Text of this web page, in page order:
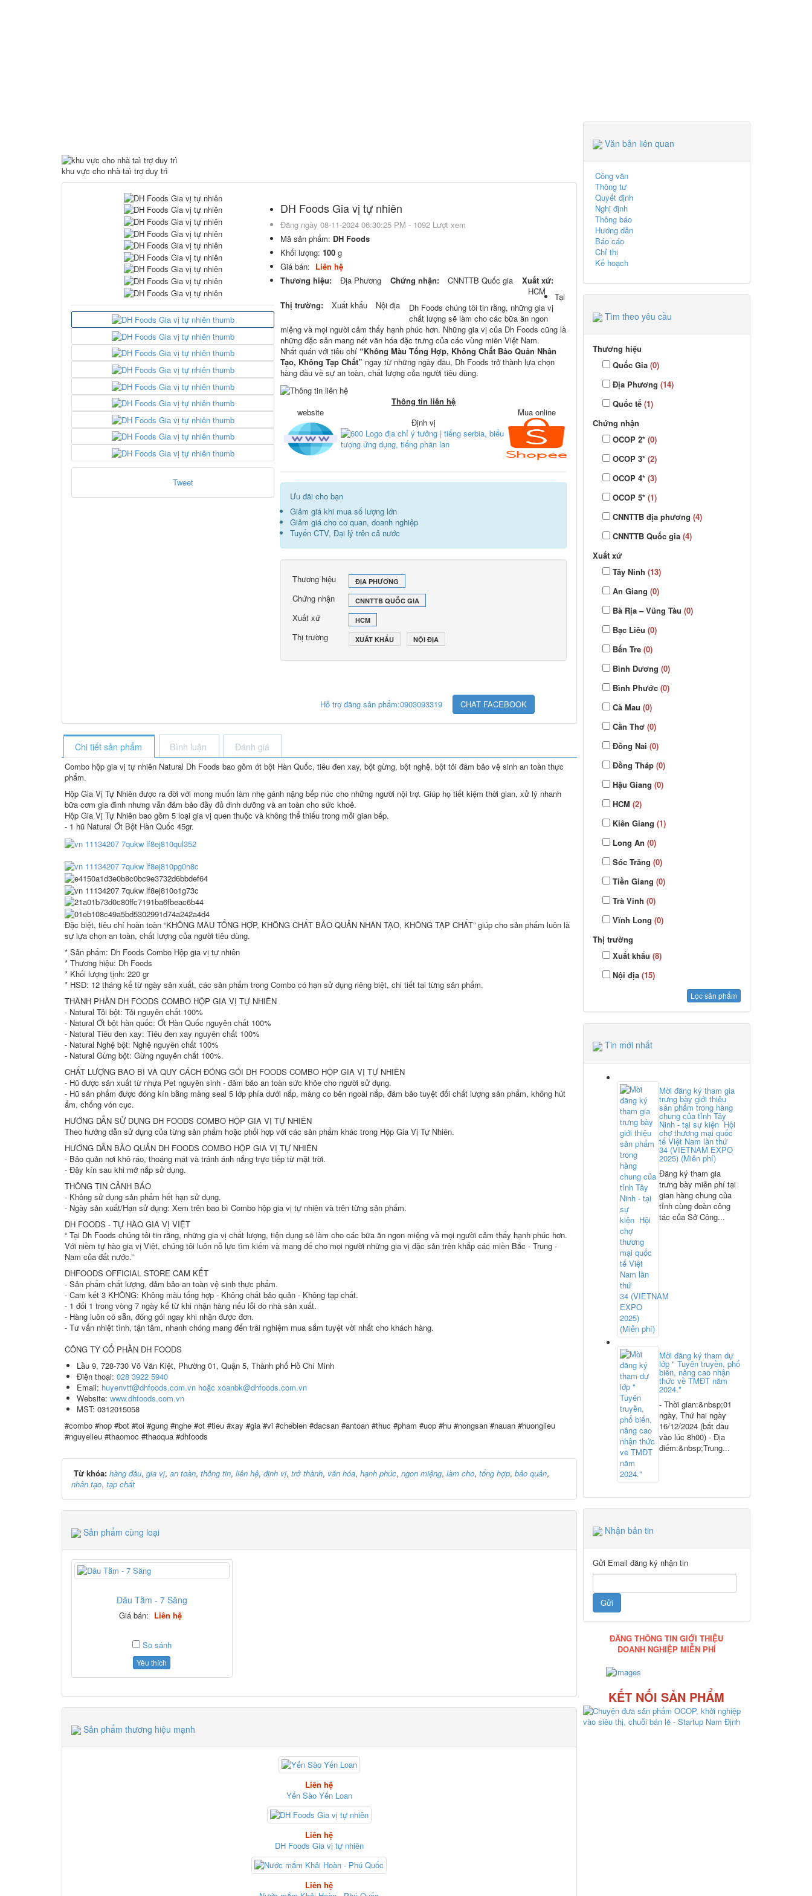
khu vực cho nhà taì trợ duy trì
Tweet
DH Foods Gia vị tự nhiên
Đăng ngày 08-11-2024 06:30:25 PM - 1092 Lượt xem
Mã sản phẩm: DH Foods
Khối lượng:100 g
Giá bán: Liên hệ
Thương hiệu:
Địa Phương Chứng nhận: CNNTTB Quốc gia
Xuất xứ:
HCM
Thị trường:
Xuất khẩu Nội địa
Tại
Dh Foods chúng tôi tin rằng, những gia vị
chất lượng sẽ làm cho các bữa ăn ngon
miệng và mọi người cảm thấy hạnh phúc hơn. Những gia vị của Dh Foods cũng là
những đặc sản mang nét văn hóa đặc trưng của các vùng miền Việt Nam.
Nhất quán với tiêu chí “Không Màu Tổng Hợp, Không Chất Bảo Quản Nhân
Tạo, Không Tạp Chất” ngay từ những ngày đầu, Dh Foods trở thành lựa chọn
hàng đầu về sự an toàn, chất lượng của người tiêu dùng.
Thông tin liên hệ
website
Định vị
Mua online
Ưu đãi cho bạn
Giảm giá khi mua số lượng lớn
Giảm giá cho cơ quan, doanh nghiệp
Tuyển CTV, Đại lý trên cả nước
Thương hiệu ĐỊA PHƯƠNG
Chứng nhận CNNTTB QUỐC GIA
Xuất xứ HCM
Thị trường XUẤT KHẨU NỘI ĐỊA
Hỗ trợ đăng sản phẩm:0903093319 CHAT FACEBOOK
Chi tiết sản phẩm Bình luận Đánh giá
Combo hộp gia vị tự nhiên Natural Dh Foods bao gồm ớt bột Hàn Quốc, tiêu đen xay, bột gừng, bột nghệ, bột tỏi đảm bảo vệ sinh an toàn thực
phẩm.
Hộp Gia Vị Tự Nhiên được ra đời với mong muốn làm nhẹ gánh nặng bếp núc cho những người nội trợ. Giúp họ tiết kiệm thời gian, xử lý nhanh
bữa cơm gia đình nhưng vẫn đảm bảo đầy đủ dinh dưỡng và an toàn cho sức khoẻ.
Hộp Gia Vị Tự Nhiên bao gồm 5 loại gia vị quen thuộc và không thể thiếu trong mỗi gian bếp.
- 1 hũ Natural Ớt Bột Hàn Quốc 45gr.
Đặc biệt, tiêu chí hoàn toàn “KHÔNG MÀU TỔNG HỢP, KHÔNG CHẤT BẢO QUẢN NHÂN TẠO, KHÔNG TẠP CHẤT” giúp cho sản phẩm luôn là
sự lựa chọn an toàn, chất lượng của người tiêu dùng.
* Sản phẩm: Dh Foods Combo Hộp gia vị tự nhiên
* Thương hiệu: Dh Foods
* Khối lượng tịnh: 220 gr
* HSD: 12 tháng kể từ ngày sản xuất, các sản phẩm trong Combo có hạn sử dụng riêng biệt, chi tiết tại từng sản phẩm.
THÀNH PHẦN DH FOODS COMBO HỘP GIA VỊ TỰ NHIÊN
- Natural Tỏi bột: Tỏi nguyên chất 100%
- Natural Ớt bột hàn quốc: Ớt Hàn Quốc nguyên chất 100%
- Natural Tiêu đen xay: Tiêu đen xay nguyên chất 100%
- Natural Nghệ bột: Nghệ nguyên chất 100%
- Natural Gừng bột: Gừng nguyên chất 100%.
CHẤT LƯỢNG BAO BÌ VÀ QUY CÁCH ĐÓNG GÓI DH FOODS COMBO HỘP GIA VỊ TỰ NHIÊN
- Hũ được sản xuất từ nhựa Pet nguyên sinh - đảm bảo an toàn sức khỏe cho người sử dụng.
- Hũ sản phẩm được đóng kín bằng màng seal 5 lớp phía dưới nắp, màng co bên ngoài nắp, đảm bảo tuyệt đối chất lượng sản phẩm, không hút
ẩm, chống vón cục.
HƯỚNG DẪN SỬ DỤNG DH FOODS COMBO HỘP GIA VỊ TỰ NHIÊN
Theo hướng dẫn sử dụng của từng sản phẩm hoặc phối hợp với các sản phẩm khác trong Hộp Gia Vị Tự Nhiên.
HƯỚNG DẪN BẢO QUẢN DH FOODS COMBO HỘP GIA VỊ TỰ NHIÊN
- Bảo quản nơi khô ráo, thoáng mát và tránh ánh nắng trực tiếp từ mặt trời.
- Đậy kín sau khi mở nắp sử dụng.
THÔNG TIN CẢNH BÁO
- Không sử dụng sản phẩm hết hạn sử dụng.
- Ngày sản xuất/Hạn sử dụng: Xem trên bao bì Combo hộp gia vị tự nhiên và trên từng sản phẩm.
DH FOODS - TỰ HÀO GIA VỊ VIỆT
“ Tại Dh Foods chúng tôi tin rằng, những gia vị chất lượng, tiện dụng sẽ làm cho các bữa ăn ngon miệng và mọi người cảm thấy hạnh phúc hơn.
Với niềm tự hào gia vị Việt, chúng tôi luôn nỗ lực tìm kiếm và mang đế cho mọi người những gia vị đặc sản trên khắp các miền Bắc - Trung -
Nam của đất nước.”
DHFOODS OFFICIAL STORE CAM KẾT
- Sản phẩm chất lượng, đảm bảo an toàn vệ sinh thực phẩm.
- Cam kết 3 KHÔNG: Không màu tổng hợp - Không chất bảo quản - Không tạp chất.
- 1 đổi 1 trong vòng 7 ngày kể từ khi nhận hàng nếu lỗi do nhà sản xuất.
- Hàng luôn có sẵn, đóng gói ngay khi nhận được đơn.
- Tư vấn nhiệt tình, tận tâm, nhanh chóng mang đến trải nghiệm mua sắm tuyệt vời nhất cho khách hàng.
CÔNG TY CỔ PHẦN DH FOODS
Lầu 9, 728-730 Võ Văn Kiệt, Phường 01, Quận 5, Thành phố Hồ Chí Minh
Điện thoại: 028 3922 5940
Email: huyenvtt@dhfoods.com.vn hoặc xoanbk@dhfoods.com.vn
Website: www.dhfoods.com.vn
MST: 0312015058
#combo #hop #bot #toi #gung #nghe #ot #tieu #xay #gia #vi #chebien #dacsan #antoan #thuc #pham #uop #hu #nongsan #nauan #huonglieu
#nguyelieu #thaomoc #thaoqua #dhfoods
Từ khóa: hàng đầu, gia vị, an toàn, thông tin, liên hệ, định vị, trở thành, văn hóa, hạnh phúc, ngon miệng, làm cho, tổng hợp, bảo quản,
nhân tạo, tạp chất
Sản phẩm cùng loại
Dâu Tằm - 7 Săng
Giá bán: Liên hệ
So sánh
Yêu thích
Sản phẩm thương hiệu mạnh
Liên hệ
Yến Sào Yến Loan
Liên hệ
DH Foods Gia vị tự nhiên
Liên hệ
Văn bản liên quan
Công văn
Thông tư
Quyết định
Nghị định
Thông báo
Hướng dẫn
Báo cáo
Chỉ thị
Kế hoạch
Tìm theo yêu cầu
Thương hiệu
Quốc Gia (0)
Địa Phương (14)
Quốc tế (1)
Chứng nhận
OCOP 2* (0)
OCOP 3* (2)
OCOP 4* (3)
OCOP 5* (1)
CNNTTB địa phương (4)
CNNTTB Quốc gia (4)
Xuất xứ
Tây Ninh (13)
An Giang (0)
Bà Rịa – Vũng Tàu (0)
Bạc Liêu (0)
Bến Tre (0)
Bình Dương (0)
Bình Phước (0)
Cà Mau (0)
Cần Thơ (0)
Đồng Nai (0)
Đồng Tháp (0)
Hậu Giang (0)
HCM (2)
Kiên Giang (1)
Long An (0)
Sóc Trăng (0)
Tiền Giang (0)
Trà Vinh (0)
Vĩnh Long (0)
Thị trường
Xuất khẩu (8)
Nội địa (15)
Tin mới nhất
Mời đăng ký tham gia
trưng bày giới thiệu
sản phẩm trong hàng
chung của tỉnh Tây
Ninh - tại sự kiện Hội
chợ thương mại quốc
tế Việt Nam lần thứ
34 (VIETNAM EXPO
2025) (Miễn phí)
Đăng ký tham gia
trưng bày miễn phí tại
gian hàng chung của
tỉnh cùng đoàn công
tác của Sở Công...
Mời đăng ký tham dự
lớp " Tuyên truyền, phổ
biến, nâng cao nhận
thức về TMĐT năm
2024."
- Thời gian:&nbsp;01
ngày, Thứ hai ngày
16/12/2024 (bắt đầu
vào lúc 8h00) - Địa
điểm:&nbsp;Trung...
Nhận bản tin
Gửi Email đăng ký nhận tin
ĐĂNG THÔNG TIN GIỚI THIỆU
DOANH NGHIỆP MIỄN PHÍ
KẾT NỐI SẢN PHẨM